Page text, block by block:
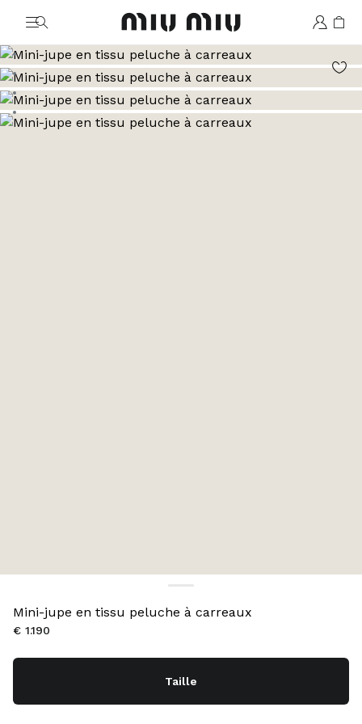
MiuMiu logo
Aller à l’image 1
Aller à l’image 2
Aller à l’image 3
Aller à l’image 4
Aller à l’image 5
Mini-jupe en tissu peluche à carreaux
€ 1.190
Taille